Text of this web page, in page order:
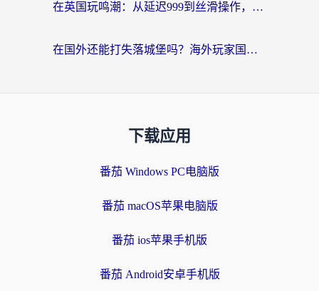
在英国玩鸣潮：从延迟999到丝滑操作，我是怎么做到的？
在国外还能打失落城堡吗？海外玩家国服游戏加速终极指南（附北美玩online加速器下载技巧）
下载应用
番茄 Windows PC电脑版
番茄 macOS苹果电脑版
番茄 ios苹果手机版
番茄 Android安卓手机版